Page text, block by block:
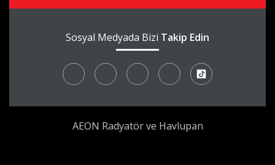
Sosyal Medyada Bizi Takip Edin
AEON Radyatör ve Havlupan